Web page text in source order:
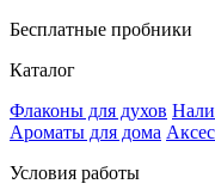
Бесплатные пробники
Каталог
Флаконы для духов
Ароматы для дома
Условия работы